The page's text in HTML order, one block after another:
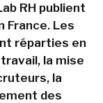
RH publient
France. Les
réparties en
la mise
la
des